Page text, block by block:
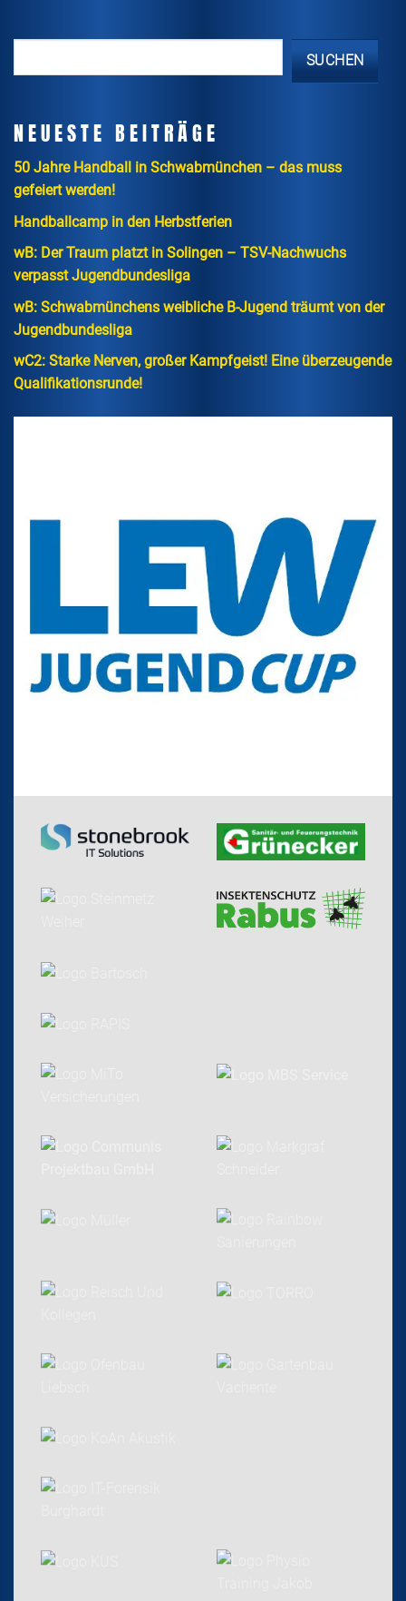
SUCHEN
NEUESTE BEITRÄGE
50 Jahre Handball in Schwabmünchen – das muss
gefeiert werden!
Handballcamp in den Herbstferien
wB: Der Traum platzt in Solingen – TSV-Nachwuchs
verpasst Jugendbundesliga
wB: Schwabmünchens weibliche B-Jugend träumt von der
Jugendbundesliga
wC2: Starke Nerven, großer Kampfgeist! Eine überzeugende
Qualifikationsrunde!